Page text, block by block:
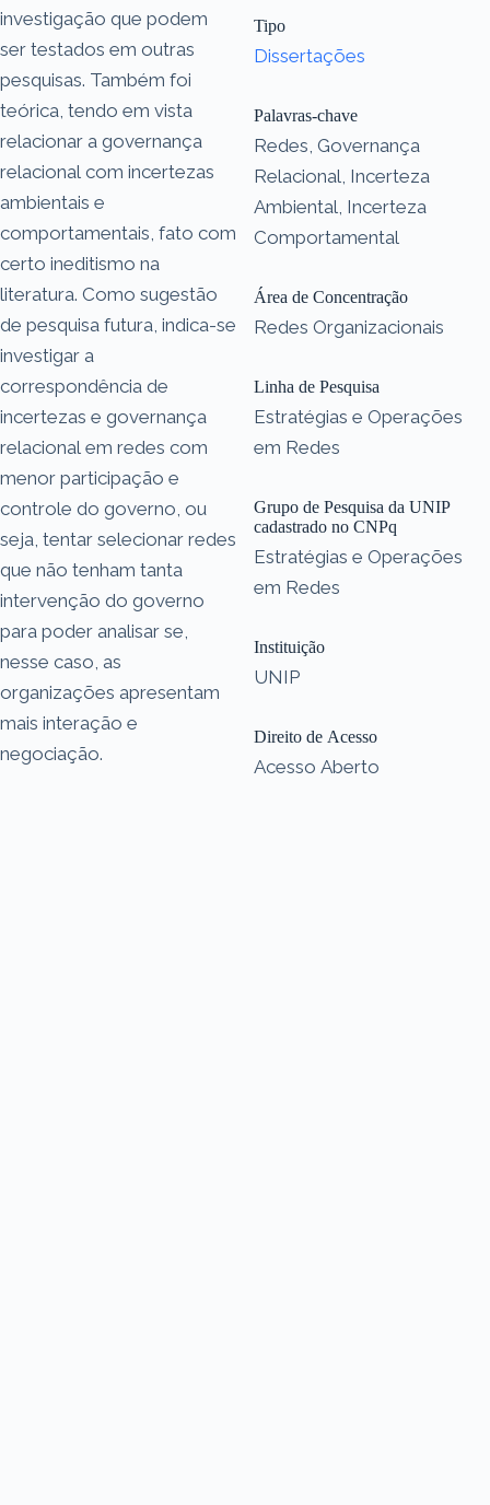
investigação que podem
ser testados em outras
pesquisas. Também foi
teórica, tendo em vista
relacionar a governança
relacional com incertezas
ambientais e
comportamentais, fato com
certo ineditismo na
literatura. Como sugestão
de pesquisa futura, indica-se
investigar a
correspondência de
incertezas e governança
relacional em redes com
menor participação e
controle do governo, ou
seja, tentar selecionar redes
que não tenham tanta
intervenção do governo
para poder analisar se,
nesse caso, as
organizações apresentam
mais interação e
negociação.
Tipo
Dissertações
Palavras-chave
Redes, Governança
Relacional, Incerteza
Ambiental, Incerteza
Comportamental
Área de Concentração
Redes Organizacionais
Linha de Pesquisa
Estratégias e Operações
em Redes
Grupo de Pesquisa da UNIP
cadastrado no CNPq
Estratégias e Operações
em Redes
Instituição
UNIP
Direito de Acesso
Acesso Aberto